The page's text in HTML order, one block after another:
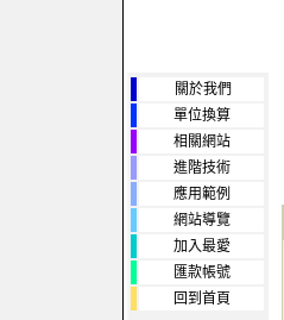
關於我們
單位換算
相關網站
進階技術
應用範例
網站導覽
加入最愛
匯款帳號
回到首頁